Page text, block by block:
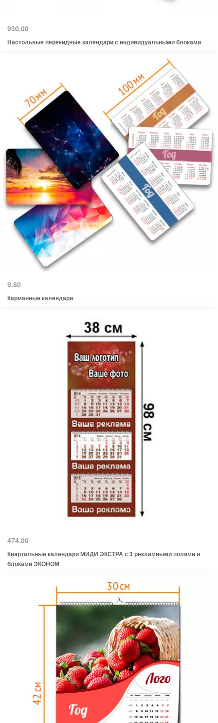
930.00
Настольные перекидные календари с индивидуальными блоками
9.80
Карманные календари
474.00
Квартальные календари МИДИ ЭКСТРА с 3 рекламными полями и
блоками ЭКОНОМ